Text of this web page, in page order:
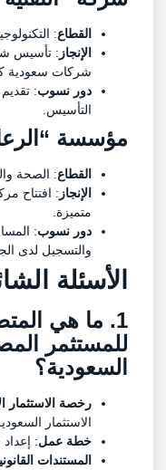
القطاع: التكنولوجيا
الإنجاز: تأسيس
شركات سعودية
دور نسوب: تقديم
التأسيس.
مؤسسة
القطاع: الصحة
الإنجاز: افتتاح
متميزة.
دور نسوب:
والتسجيل لدى
الأسئلة
1. ما هي
للمستثمر
السعودية؟
رخصة الاستثمار
الاستثمار السعودية.
خطة عمل: إعداد
المستندات القانونية